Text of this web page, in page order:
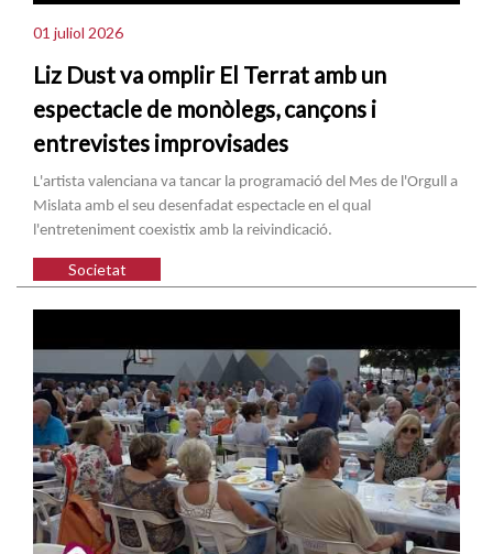
01 juliol 2026
Liz Dust va omplir El Terrat amb un
espectacle de monòlegs, cançons i
entrevistes improvisades
L'artista valenciana va tancar la programació del Mes de l'Orgull a
Mislata amb el seu desenfadat espectacle en el qual
l'entreteniment coexistix amb la reivindicació.
Societat